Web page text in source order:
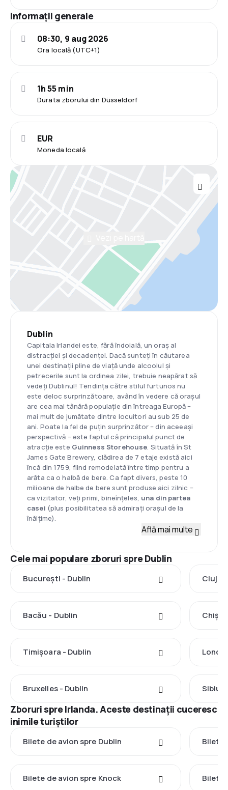
Informații generale
Ora locală (UTC+1)
08:30, 9 aug 2026
Durata zborului din Düsseldorf
1h 55 min
Moneda locală
EUR
Dublin
Capitala Irlandei este, fără îndoială, un oraș al
distracției și decadenței. Dacă sunteți în căutarea
unei destinații pline de viață unde alcoolul și
petrecerile sunt la ordinea zilei, trebuie neapărat să
vedeți Dublinul! Tendința către stilul furtunos nu
este deloc surprinzătoare, având în vedere că orașul
are cea mai tânără populație din întreaga Europă –
mai mult de jumătate dintre locuitori au sub 25 de
ani. Poate la fel de puțin surprinzător – din aceeași
perspectivă – este faptul că principalul punct de
atracție este Guinness Storehouse. Situată în St
James Gate Brewery, clădirea de 7 etaje există aici
încă din 1759, fiind remodelată între timp pentru a
arăta ca o halbă de bere. Ca fapt divers, peste 10
milioane de halbe de bere sunt produse aici zilnic –
ca vizitator, veți primi, bineînțeles, una din partea
casei (plus posibilitatea să admirați orașul de la
înălțime).
Află mai multe
Cele mai populare zboruri spre Dublin
București - Dublin Cluj-
Bacău - Dublin
Timișoara - Dublin
Bruxelles - Dublin Sibiu -
Zboruri spre Irlanda. Aceste destinații cuceresc
inimile turiștilor
Bilete de avion spre Dublin Bilete
Bilete de avion spre Knock Bilete